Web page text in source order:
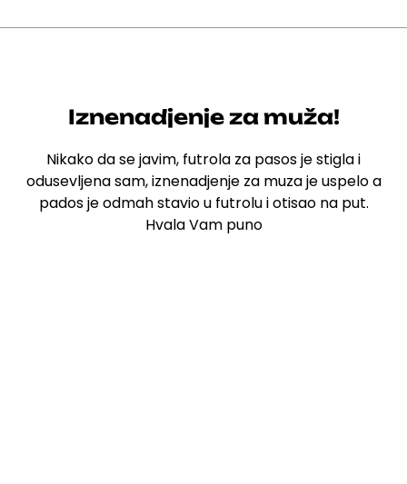
Iznenadjenje za muža!
Nikako da se javim, futrola za pasos je stigla i
odusevljena sam, iznenadjenje za muza je uspelo a
pados je odmah stavio u futrolu i otisao na put.
Hvala Vam puno